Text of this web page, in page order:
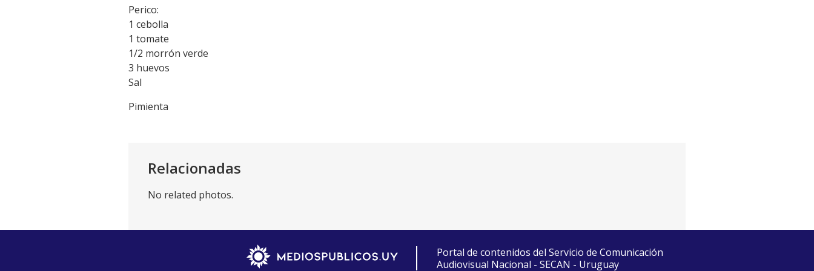
Perico:
1 cebolla
1 tomate
1/2 morrón verde
3 huevos
Sal
Pimienta
Relacionadas
No related photos.
Portal de contenidos del Servicio de Comunicación
Audiovisual Nacional - SECAN - Uruguay